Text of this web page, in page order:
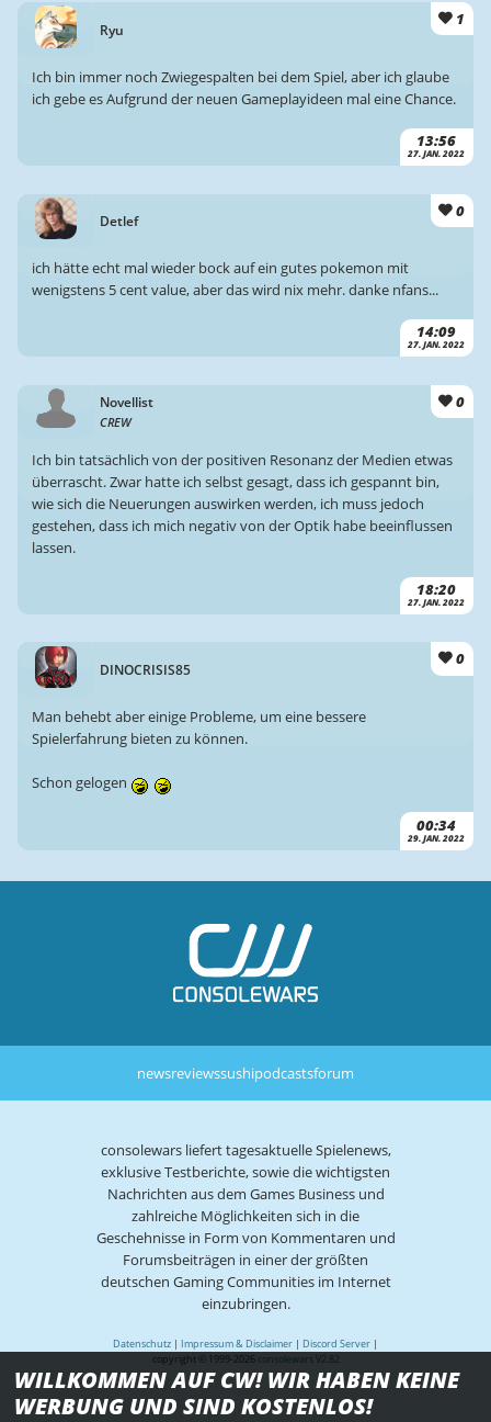
Ryu
1
13:56
27. JAN. 2022
Ich bin immer noch Zwiegespalten bei dem Spiel, aber ich glaube
ich gebe es Aufgrund der neuen Gameplayideen mal eine Chance.
Detlef
0
14:09
27. JAN. 2022
ich hätte echt mal wieder bock auf ein gutes pokemon mit
wenigstens 5 cent value, aber das wird nix mehr. danke nfans...
Novellist
CREW
0
18:20
27. JAN. 2022
Ich bin tatsächlich von der positiven Resonanz der Medien etwas
überrascht. Zwar hatte ich selbst gesagt, dass ich gespannt bin,
wie sich die Neuerungen auswirken werden, ich muss jedoch
gestehen, dass ich mich negativ von der Optik habe beeinflussen
lassen.
DINOCRISIS85
0
00:34
29. JAN. 2022
Man behebt aber einige Probleme, um eine bessere
Spielerfahrung bieten zu können.
Schon gelogen
newsreviewssushipodcastsforum
consolewars liefert tagesaktuelle Spielenews,
exklusive Testberichte, sowie die wichtigsten
Nachrichten aus dem Games Business und
zahlreiche Möglichkeiten sich in die
Geschehnisse in Form von Kommentaren und
Forumsbeiträgen in einer der größten
deutschen Gaming Communities im Internet
einzubringen.
Datenschutz | Impressum & Disclaimer | Discord Server |
copyright © 1999-2026 consolewars V2.82
WILLKOMMEN AUF CW! WIR HABEN KEINE
WERBUNG UND SIND KOSTENLOS!